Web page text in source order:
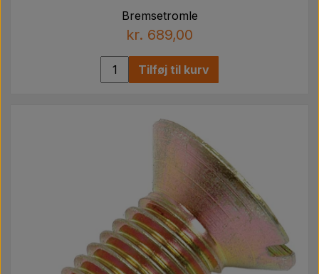
Bremsetromle
kr. 689,00
Tilføj til kurv